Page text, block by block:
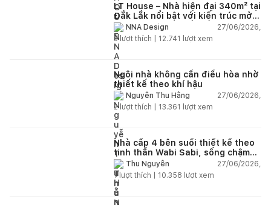
LT House – Nhà hiện đại 340m² tại
Đắk Lắk nổi bật với kiến trúc mở
và hệ sân vườn kết nối thiên
nhiên
NNA Design
27/06/2026,
3lượt thích | 12.741 lượt xem
Ngôi nhà không cần điều hòa nhờ
thiết kế theo khí hậu
Nguyễn Thu Hằng
27/06/2026,
2lượt thích | 13.361 lượt xem
Nhà cấp 4 bên suối thiết kế theo
tinh thần Wabi Sabi, sống chậm
giữa thiên nhiên
Thu Nguyễn
27/06/2026,
1lượt thích | 10.358 lượt xem